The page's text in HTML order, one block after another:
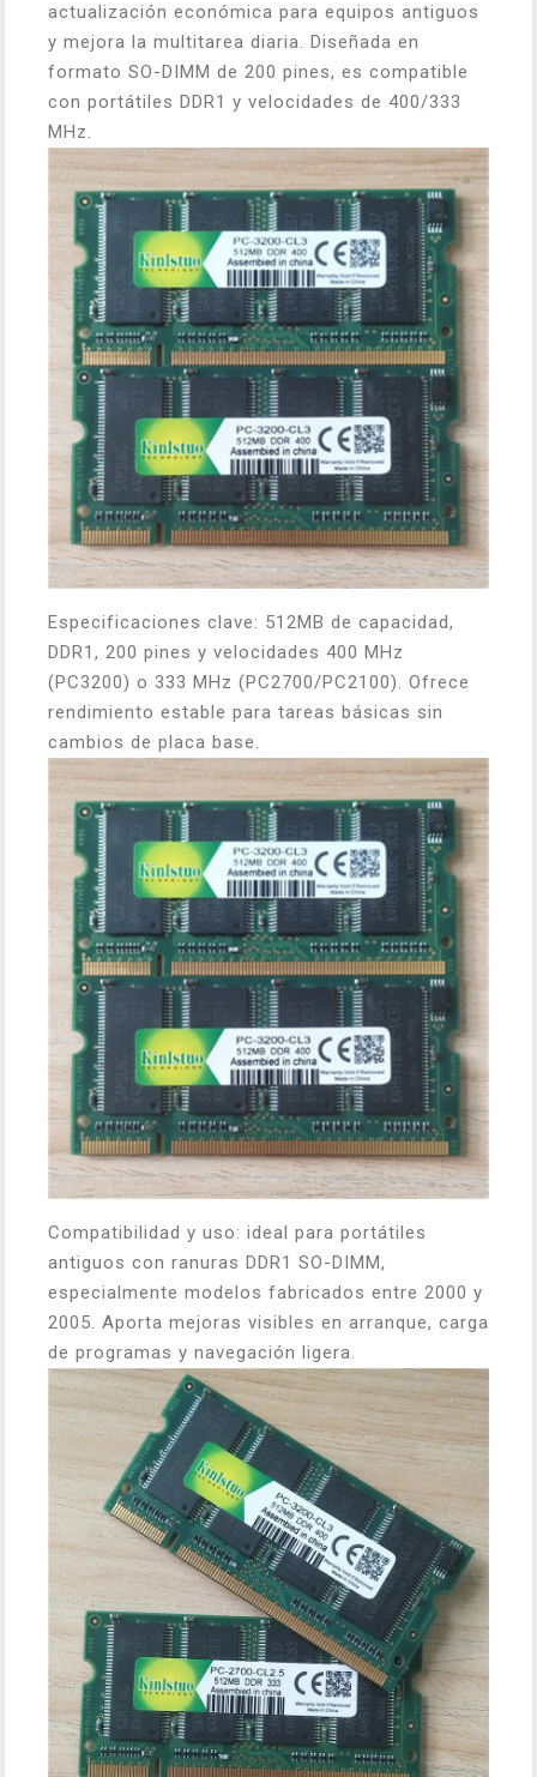
actualización económica para equipos antiguos
y mejora la multitarea diaria. Diseñada en
formato SO-DIMM de 200 pines, es compatible
con portátiles DDR1 y velocidades de 400/333
MHz.
Especificaciones clave: 512MB de capacidad,
DDR1, 200 pines y velocidades 400 MHz
(PC3200) o 333 MHz (PC2700/PC2100). Ofrece
rendimiento estable para tareas básicas sin
cambios de placa base.
Compatibilidad y uso: ideal para portátiles
antiguos con ranuras DDR1 SO-DIMM,
especialmente modelos fabricados entre 2000 y
2005. Aporta mejoras visibles en arranque, carga
de programas y navegación ligera.